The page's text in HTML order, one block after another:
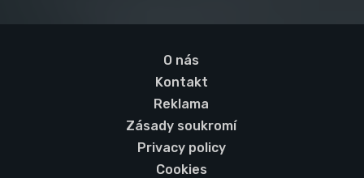
O nás
Kontakt
Reklama
Zásady soukromí
Privacy policy
Cookies